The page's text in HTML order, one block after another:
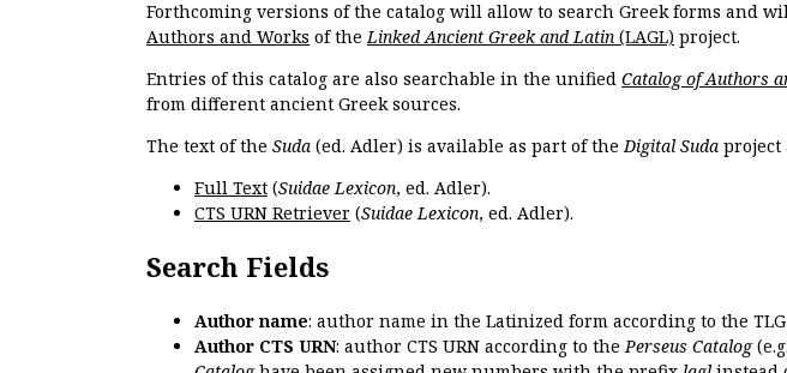
Forthcoming versions of the catalog will allow to search Greek forms and
Authors and Works of the Linked Ancient Greek and Latin (LAGL) project.
Entries of this catalog are also searchable in the unified Catalog of Authors
from different ancient Greek sources.
The text of the Suda (ed. Adler) is available as part of the Digital Suda project
Full Text (Suidae Lexicon, ed. Adler).
CTS URN Retriever (Suidae Lexicon, ed. Adler).
Search Fields
Author name: author name in the Latinized form according to the TLG
Author CTS URN: author CTS URN according to thePerseus Catalog